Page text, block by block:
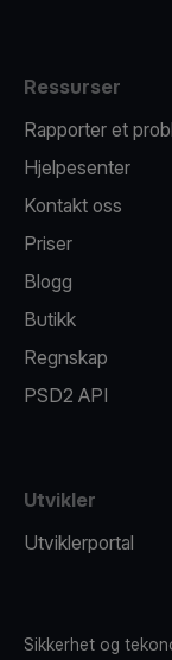
Ressurser
Rapporter et
Hjelpesenter
Kontakt oss
Priser
Blogg
Butikk
Regnskap
PSD2 API
Utvikler
Utviklerportal
Sikkerhet og